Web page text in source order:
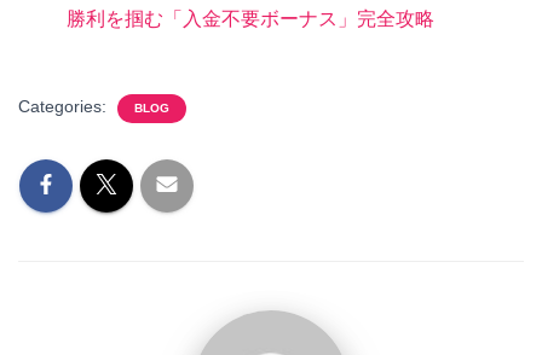
勝利を掴む「入金不要ボーナス」完全攻略
Categories: BLOG